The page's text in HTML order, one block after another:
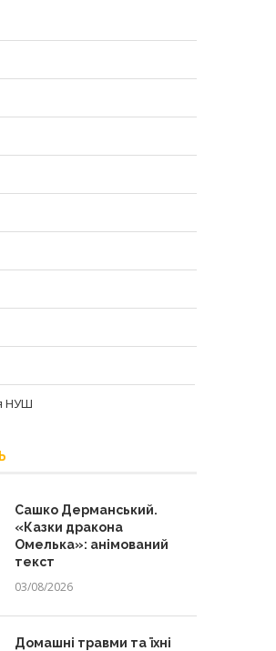
НУШ
Сашко Дерманський.
«Казки дракона
Омелька»: анімований
текст
03/08/2026
Домашні травми та їхні